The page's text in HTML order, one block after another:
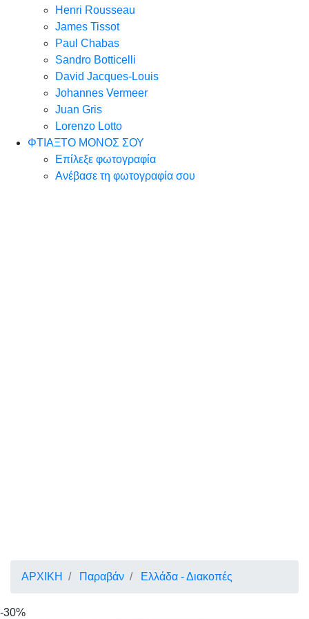
Henri Rousseau
James Tissot
Paul Chabas
Sandro Botticelli
David Jacques-Louis
Johannes Vermeer
Juan Gris
Lorenzo Lotto
ΦΤΙΑΞΤΟ ΜΟΝΟΣ ΣΟΥ
Επίλεξε φωτογραφία
Ανέβασε τη φωτογραφία σου
ΑΡΧΙΚΗ Παραβάν Ελλάδα - Διακοπές
-30%